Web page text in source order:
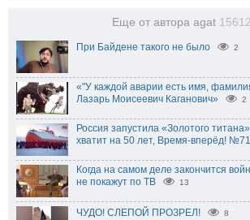
Еще от автора agat 15612
При Байдене такого не было 2
«"У каждой аварии есть имя,
Лазарь Моисеевич Каганович»
2
Россия запустила «Золотого
хватит на 50 лет, Время-вперёд!
Когда на самом деле закончится
не покажут по ТВ
13
ЧУДО! СЛЕПОЙ ПРОЗРЕЛ! 8